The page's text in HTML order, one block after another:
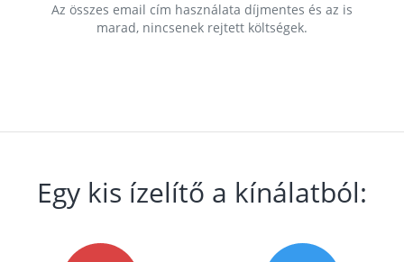
Az összes email cím használata díjmentes és az is
marad, nincsenek rejtett költségek.
Egy kis ízelítő a kínálatból: